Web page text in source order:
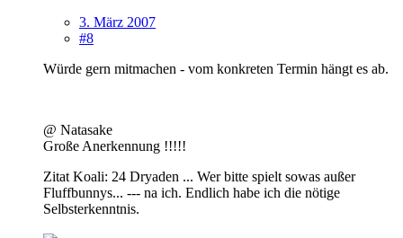
3. März 2007
#8
Würde gern mitmachen - vom konkreten Termin hängt es ab.
@ Natasake
Große Anerkennung !!!!!
Zitat Koali: 24 Dryaden ... Wer bitte spielt sowas außer
Fluffbunnys... --- na ich. Endlich habe ich die nötige
Selbsterkenntnis.